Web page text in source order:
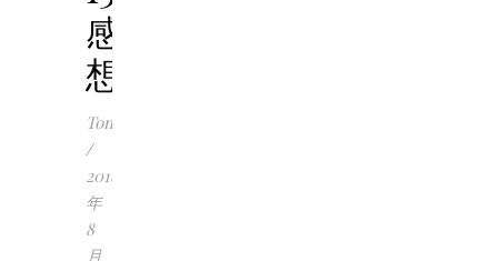
感
想
Tomoko
/
2018
年
8
月